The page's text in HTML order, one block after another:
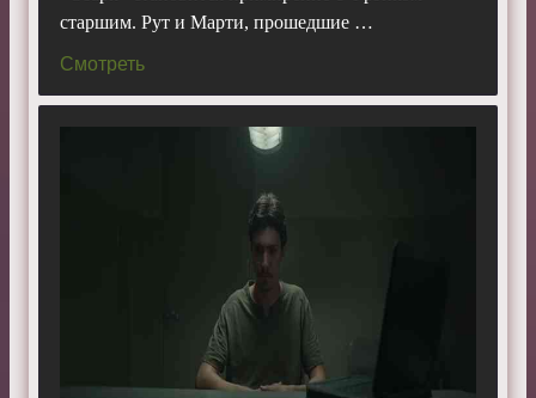
старшим. Рут и Марти, прошедшие …
Смотреть